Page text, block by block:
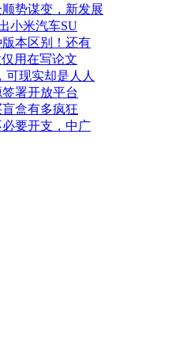
势谋变，新发展
小米汽车SU
本区别！还有
用在写论文
可现实却是人人
署开放平台
盒有多疯狂
要开支，中广